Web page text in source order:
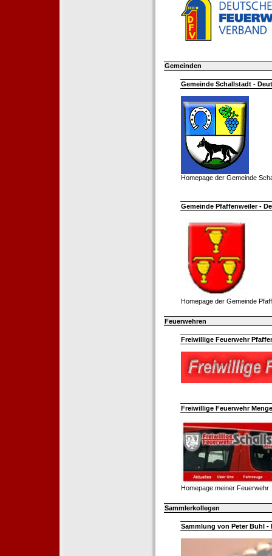
Gemeinden
Gemeinde Schallstadt -
Homepage der Gemeinde
Gemeinde Pfaffenweiler -
Homepage der Gemeinde
Feuerwehren
Freiwillige Feuerwehr
Freiwillige Feuerwehr
Homepage meiner Feuerwehr
Sammlerkollegen
Sammlung von Peter Buhl -